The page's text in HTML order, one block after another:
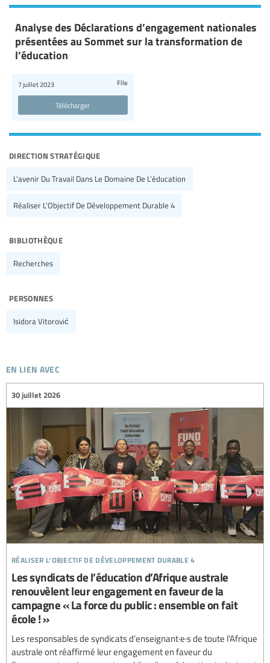
Analyse des Déclarations d’engagement nationales
présentées au Sommet sur la transformation de
l’éducation
7 juillet 2023 File
Télécharger
direction stratégique
L’avenir Du Travail Dans Le Domaine De L’éducation
Réaliser L’Objectif De Développement Durable 4
bibliothèque
Recherches
personnes
Isidora Vitorović
en lien avec
réaliser l’objectif de développement durable 4
30 juillet 2026
Les syndicats de l’éducation d’Afrique australe
renouvèlent leur engagement en faveur de la
campagne « La force du public : ensemble on fait
école ! »
Les responsables de syndicats d’enseignant·e·s de toute l’Afrique
australe ont réaffirmé leur engagement en faveur du